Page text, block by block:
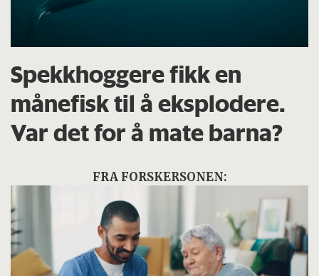
Spekkhoggere fikk en
månefisk til å eksplodere.
Var det for å mate barna?
FRA FORSKERSONEN: